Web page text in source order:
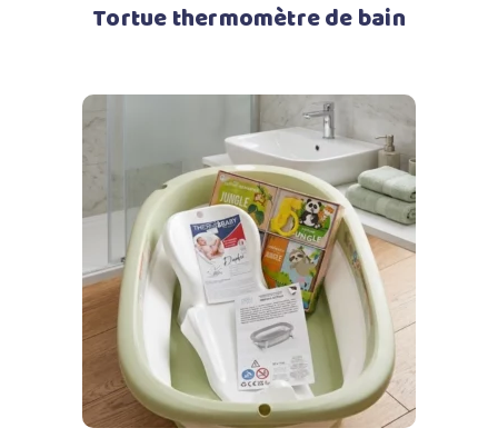
Tortue thermomètre de bain
Ajouter au panier